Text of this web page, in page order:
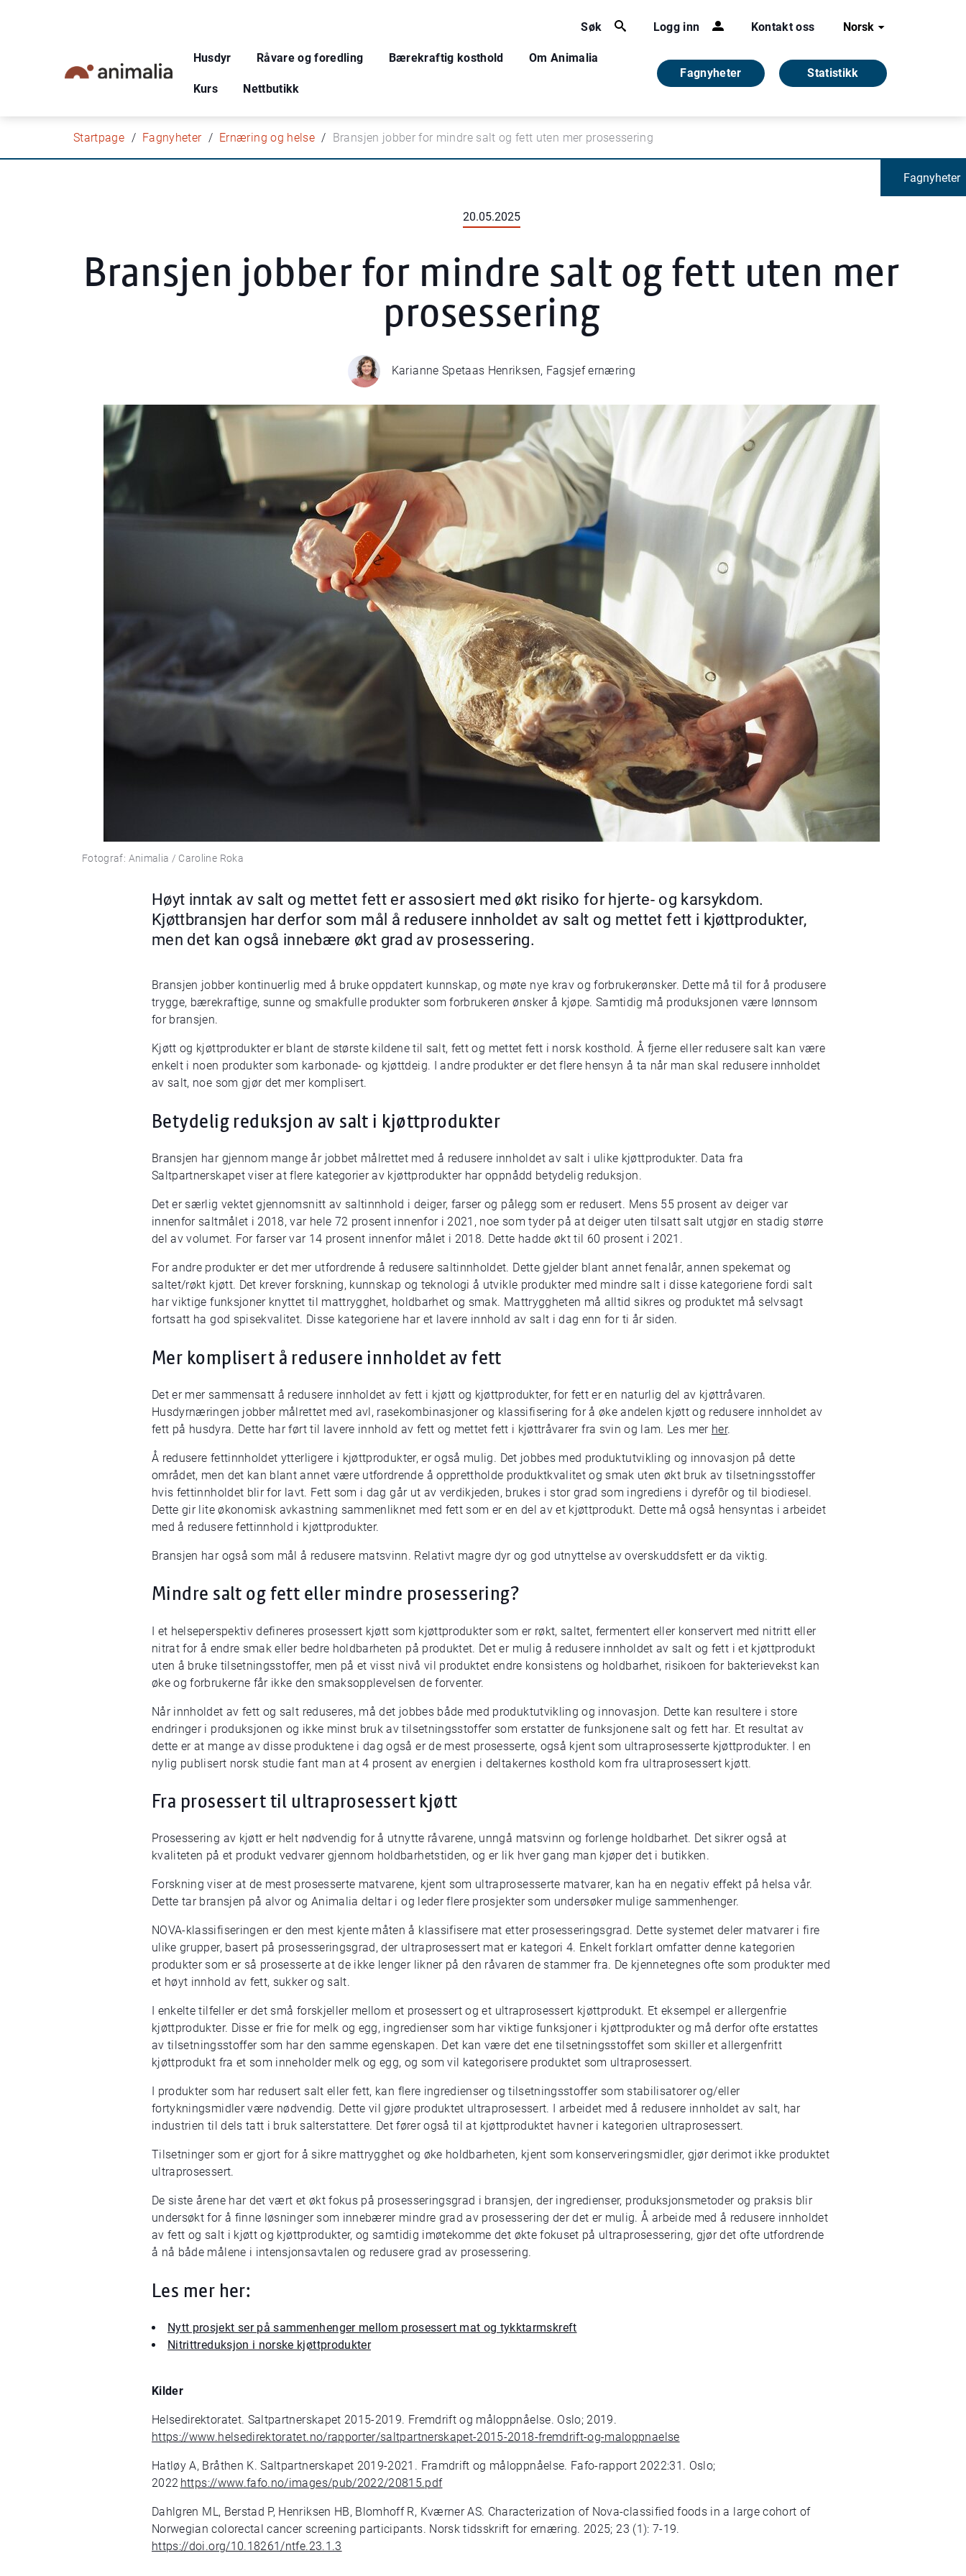
Søk Logg inn Kontakt oss Norsk
Husdyr Råvare og foredling Bærekraftig kosthold Om Animalia
Kurs Nettbutikk
Fagnyheter Statistikk
Startpage Fagnyheter Ernæring og helse Bransjen jobber for mindre salt og fett uten mer prosessering
Fagnyheter
20.05.2025
Bransjen jobber for mindre salt og fett uten mer
prosessering
Karianne Spetaas Henriksen, Fagsjef ernæring
Fotograf: Animalia / Caroline Roka
Høyt inntak av salt og mettet fett er assosiert med økt risiko for hjerte- og karsykdom.
Kjøttbransjen har derfor som mål å redusere innholdet av salt og mettet fett i kjøttprodukter,
men det kan også innebære økt grad av prosessering.
Bransjen jobber kontinuerlig med å bruke oppdatert kunnskap, og møte nye krav og forbrukerønsker. Dette må til for å produsere
trygge, bærekraftige, sunne og smakfulle produkter som forbrukeren ønsker å kjøpe. Samtidig må produksjonen være lønnsom
for bransjen.
Kjøtt og kjøttprodukter er blant de største kildene til salt, fett og mettet fett i norsk kosthold. Å fjerne eller redusere salt kan være
enkelt i noen produkter som karbonade- og kjøttdeig. I andre produkter er det flere hensyn å ta når man skal redusere innholdet
av salt, noe som gjør det mer komplisert.
Betydelig reduksjon av salt i kjøttprodukter
Bransjen har gjennom mange år jobbet målrettet med å redusere innholdet av salt i ulike kjøttprodukter. Data fra
Saltpartnerskapet viser at flere kategorier av kjøttprodukter har oppnådd betydelig reduksjon.
Det er særlig vektet gjennomsnitt av saltinnhold i deiger, farser og pålegg som er redusert. Mens 55 prosent av deiger var
innenfor saltmålet i 2018, var hele 72 prosent innenfor i 2021, noe som tyder på at deiger uten tilsatt salt utgjør en stadig større
del av volumet. For farser var 14 prosent innenfor målet i 2018. Dette hadde økt til 60 prosent i 2021.
For andre produkter er det mer utfordrende å redusere saltinnholdet. Dette gjelder blant annet fenalår, annen spekemat og
saltet/røkt kjøtt. Det krever forskning, kunnskap og teknologi å utvikle produkter med mindre salt i disse kategoriene fordi salt
har viktige funksjoner knyttet til mattrygghet, holdbarhet og smak. Mattryggheten må alltid sikres og produktet må selvsagt
fortsatt ha god spisekvalitet. Disse kategoriene har et lavere innhold av salt i dag enn for ti år siden.
Mer komplisert å redusere innholdet av fett
Det er mer sammensatt å redusere innholdet av fett i kjøtt og kjøttprodukter, for fett er en naturlig del av kjøttråvaren.
Husdyrnæringen jobber målrettet med avl, rasekombinasjoner og klassifisering for å øke andelen kjøtt og redusere innholdet av
fett på husdyra. Dette har ført til lavere innhold av fett og mettet fett i kjøttråvarer fra svin og lam. Les mer her.
Å redusere fettinnholdet ytterligere i kjøttprodukter, er også mulig. Det jobbes med produktutvikling og innovasjon på dette
området, men det kan blant annet være utfordrende å opprettholde produktkvalitet og smak uten økt bruk av tilsetningsstoffer
hvis fettinnholdet blir for lavt. Fett som i dag går ut av verdikjeden, brukes i stor grad som ingrediens i dyrefôr og til biodiesel.
Dette gir lite økonomisk avkastning sammenliknet med fett som er en del av et kjøttprodukt. Dette må også hensyntas i arbeidet
med å redusere fettinnhold i kjøttprodukter.
Bransjen har også som mål å redusere matsvinn. Relativt magre dyr og god utnyttelse av overskuddsfett er da viktig.
Mindre salt og fett eller mindre prosessering?
I et helseperspektiv defineres prosessert kjøtt som kjøttprodukter som er røkt, saltet, fermentert eller konservert med nitritt eller
nitrat for å endre smak eller bedre holdbarheten på produktet. Det er mulig å redusere innholdet av salt og fett i et kjøttprodukt
uten å bruke tilsetningsstoffer, men på et visst nivå vil produktet endre konsistens og holdbarhet, risikoen for bakterievekst kan
øke og forbrukerne får ikke den smaksopplevelsen de forventer.
Når innholdet av fett og salt reduseres, må det jobbes både med produktutvikling og innovasjon. Dette kan resultere i store
endringer i produksjonen og ikke minst bruk av tilsetningsstoffer som erstatter de funksjonene salt og fett har. Et resultat av
dette er at mange av disse produktene i dag også er de mest prosesserte, også kjent som ultraprosesserte kjøttprodukter. I en
nylig publisert norsk studie fant man at 4 prosent av energien i deltakernes kosthold kom fra ultraprosessert kjøtt.
Fra prosessert til ultraprosessert kjøtt
Prosessering av kjøtt er helt nødvendig for å utnytte råvarene, unngå matsvinn og forlenge holdbarhet. Det sikrer også at
kvaliteten på et produkt vedvarer gjennom holdbarhetstiden, og er lik hver gang man kjøper det i butikken.
Forskning viser at de mest prosesserte matvarene, kjent som ultraprosesserte matvarer, kan ha en negativ effekt på helsa vår.
Dette tar bransjen på alvor og Animalia deltar i og leder flere prosjekter som undersøker mulige sammenhenger.
NOVA-klassifiseringen er den mest kjente måten å klassifisere mat etter prosesseringsgrad. Dette systemet deler matvarer i fire
ulike grupper, basert på prosesseringsgrad, der ultraprosessert mat er kategori 4. Enkelt forklart omfatter denne kategorien
produkter som er så prosesserte at de ikke lenger likner på den råvaren de stammer fra. De kjennetegnes ofte som produkter med
et høyt innhold av fett, sukker og salt.
I enkelte tilfeller er det små forskjeller mellom et prosessert og et ultraprosessert kjøttprodukt. Et eksempel er allergenfrie
kjøttprodukter. Disse er frie for melk og egg, ingredienser som har viktige funksjoner i kjøttprodukter og må derfor ofte erstattes
av tilsetningsstoffer som har den samme egenskapen. Det kan være det ene tilsetningsstoffet som skiller et allergenfritt
kjøttprodukt fra et som inneholder melk og egg, og som vil kategorisere produktet som ultraprosessert.
I produkter som har redusert salt eller fett, kan flere ingredienser og tilsetningsstoffer som stabilisatorer og/eller
fortykningsmidler være nødvendig. Dette vil gjøre produktet ultraprosessert. I arbeidet med å redusere innholdet av salt, har
industrien til dels tatt i bruk salterstattere. Det fører også til at kjøttproduktet havner i kategorien ultraprosessert.
Tilsetninger som er gjort for å sikre mattrygghet og øke holdbarheten, kjent som konserveringsmidler, gjør derimot ikke produktet
ultraprosessert.
De siste årene har det vært et økt fokus på prosesseringsgrad i bransjen, der ingredienser, produksjonsmetoder og praksis blir
undersøkt for å finne løsninger som innebærer mindre grad av prosessering der det er mulig. Å arbeide med å redusere innholdet
av fett og salt i kjøtt og kjøttprodukter, og samtidig imøtekomme det økte fokuset på ultraprosessering, gjør det ofte utfordrende
å nå både målene i intensjonsavtalen og redusere grad av prosessering.
Les mer her:
Nytt prosjekt ser på sammenhenger mellom prosessert mat og tykktarmskreft
Nitrittreduksjon i norske kjøttprodukter
Kilder
Helsedirektoratet. Saltpartnerskapet 2015-2019. Fremdrift og måloppnåelse. Oslo; 2019.
https://www.helsedirektoratet.no/rapporter/saltpartnerskapet-2015-2018-fremdrift-og-maloppnaelse
Hatløy A, Bråthen K. Saltpartnerskapet 2019-2021. Framdrift og måloppnåelse. Fafo-rapport 2022:31. Oslo;
2022 https://www.fafo.no/images/pub/2022/20815.pdf
Dahlgren ML, Berstad P, Henriksen HB, Blomhoff R, Kværner AS. Characterization of Nova-classified foods in a large cohort of
Norwegian colorectal cancer screening participants. Norsk tidsskrift for ernæring. 2025; 23 (1): 7-19.
https://doi.org/10.18261/ntfe.23.1.3